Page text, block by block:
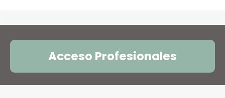
Acceso Profesionales